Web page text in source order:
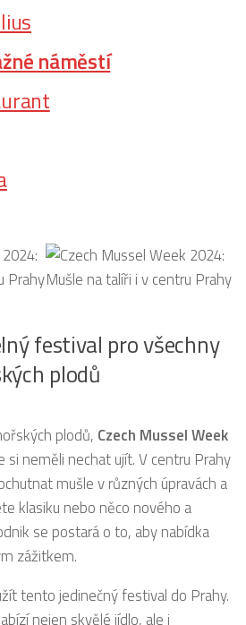
náměstí
festival pro všechny
plodů
plodů, Czech Mussel Week
neměli nechat ujít. V centru Prahy
mušle v různých úpravách a
klasiku nebo něco nového a
se postará o to, aby nabídka
zážitkem.
tento jedinečný festival do Prahy.
nejen skvělé jídlo, ale i